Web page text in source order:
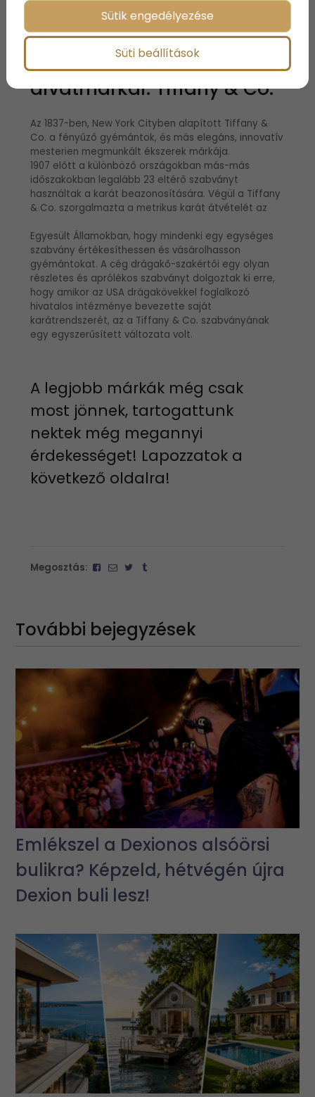
forgalmat vártak.
6. 2021 legjobb
divatmárkái: Tiffany & Co.
Az 1837-ben, New York Cityben alapított Tiffany &
Co. a fényűző gyémántok, és más elegáns, innovatív
mesterien megmunkált ékszerek márkája.
1907 előtt a különböző országokban más-más
időszakokban legalább 23 eltérő szabványt
használtak a karát beazonosítására. Végül a Tiffany
& Co. szorgalmazta a metrikus karát átvételét az
Egyesült Államokban, hogy mindenki egy egységes
szabvány értékesíthessen és vásárolhasson
gyémántokat. A cég drágakő-szakértői egy olyan
részletes és aprólékos szabványt dolgoztak ki erre,
hogy amikor az USA drágakövekkel foglalkozó
hivatalos intézménye bevezette saját
karátrendszerét, az a Tiffany & Co. szabványának
egy egyszerűsített változata volt.
A legjobb márkák még csak
most jönnek, tartogattunk
nektek még megannyi
érdekességet! Lapozzatok a
következő oldalra!
Megosztás:
További bejegyzések
Emlékszel a Dexionos alsóörsi
bulikra? Képzeld, hétvégén újra
Dexion buli lesz!
Sütik engedélyezése
Süti beállítások